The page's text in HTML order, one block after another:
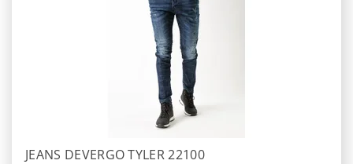
JEANS DEVERGO TYLER 22100